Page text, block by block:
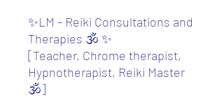
✨LM - Reiki Consultations and
Therapies 🕉️ ✨
[Teacher, Chrome therapist,
Hypnotherapist, Reiki Master
🕉️]